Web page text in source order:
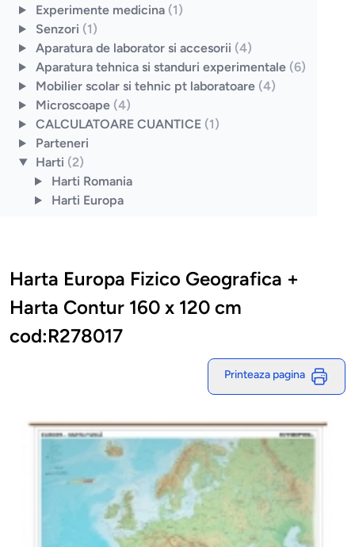
Experimente medicina (1)
Senzori (1)
Aparatura de laborator si accesorii (4)
Aparatura tehnica si standuri experimentale (6)
Mobilier scolar si tehnic pt laboratoare (4)
Microscoape (4)
CALCULATOARE CUANTICE (1)
Parteneri
Harti (2)
Harti Romania
Harti Europa
Harta Europa Fizico Geografica +
Harta Contur 160 x 120 cm
cod:R278017
Printeaza pagina